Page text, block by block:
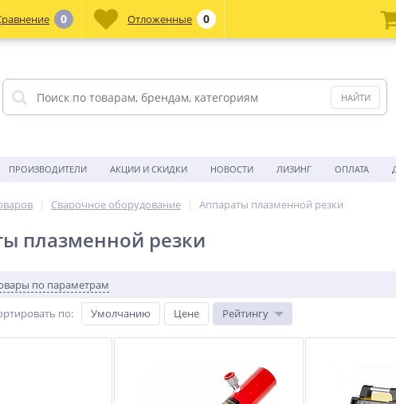
ПРОИЗВОДИТЕЛИ АКЦИИ И СКИДКИ НОВОСТИ ЛИЗИНГ ОПЛАТА
Сварочное оборудование Аппараты плазменной резки
плазменной резки
по параметрам
по: Умолчанию Цене Рейтингу
0 Отложенные 0